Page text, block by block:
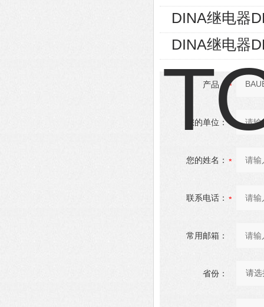
DINA继电器
DINA继电器
产品：
您的单位：
您的姓名：
联系电话：
常用邮箱：
省份：